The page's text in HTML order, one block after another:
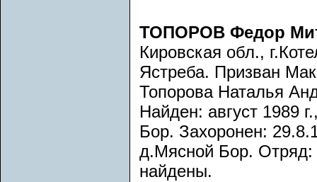
ТОПОРОВ Федор
Кировская обл.,
Ястреба. Призван
Топорова Наталья
Найден: август 1989
Бор. Захоронен:
д.Мясной Бор. Отряд:
найдены.